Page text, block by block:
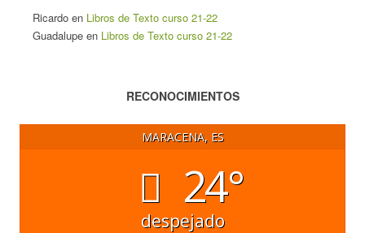
Ricardo en Libros de Texto curso 21-22
Guadalupe en Libros de Texto curso 21-22
RECONOCIMIENTOS
MARACENA, ES
24°
despejado